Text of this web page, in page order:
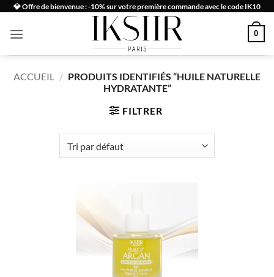
Passer
contenu
💎 Offre de bienvenue : -10% sur votre première commande avec le code IK10
0
ACCUEIL / PRODUITS IDENTIFIÉS “HUILE NATURELLE
HYDRATANTE”
FILTRER